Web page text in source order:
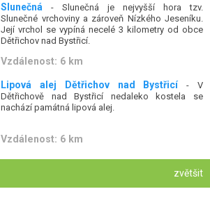
Slunečná - Slunečná je nejvyšší hora tzv.
Slunečné vrchoviny a zároveň Nízkého Jeseníku.
Její vrchol se vypíná necelé 3 kilometry od obce
Dětřichov nad Bystřicí.
Vzdálenost: 6 km
Lipová alej Dětřichov nad Bystřicí - V
Dětřichově nad Bystřicí nedaleko kostela se
nachází památná lipová alej.
Vzdálenost: 6 km
zvětšit